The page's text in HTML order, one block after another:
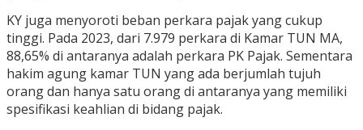
KY juga menyoroti beban perkara pajak yang cukup
tinggi. Pada 2023, dari 7.979 perkara di Kamar TUN MA,
88,65% di antaranya adalah perkara PK Pajak. Sementara
hakim agung kamar TUN yang ada berjumlah tujuh
orang dan hanya satu orang di antaranya yang memiliki
spesifikasi keahlian di bidang pajak.